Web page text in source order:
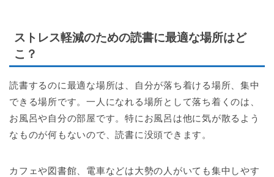
ストレス軽減のための読書に最適な場所はど
こ？
読書するのに最適な場所は、自分が落ち着ける場所、集中
できる場所です。一人になれる場所として落ち着くのは、
お風呂や自分の部屋です。特にお風呂は他に気が散るよう
なものが何もないので、読書に没頭できます。
カフェや図書館、電車などは大勢の人がいても集中しやす